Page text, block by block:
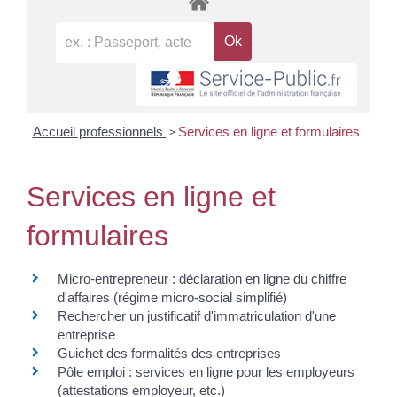
Accueil professionnels > Services en ligne et formulaires
Services en ligne et
formulaires
Micro-entrepreneur : déclaration en ligne du chiffre
d'affaires (régime micro-social simplifié)
Rechercher un justificatif d'immatriculation d'une
entreprise
Guichet des formalités des entreprises
Pôle emploi : services en ligne pour les employeurs
(attestations employeur, etc.)